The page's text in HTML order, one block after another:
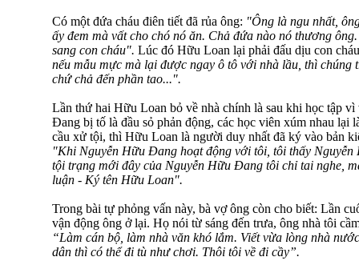
Có một đứa cháu điên tiết đã rủa ông: "Ông là ngu nhất,
ấy đem mà vất cho chó nó ăn. Chả đứa nào nó thương
sang con cháu". Lúc đó Hữu Loan lại phải đấu dịu con
nếu mẫu mực mà lại được ngay ô tô với nhà lầu, thì chúng
chứ chả đến phần tao...".
Lần thứ hai Hữu Loan bỏ về nhà chính là sau khi học tập
Đang bị tố là đầu sỏ phản động, các học viên xúm nhau lại
cầu xử tội, thì Hữu Loan là người duy nhất đã ký vào bản
"Khi Nguyễn Hữu Đang hoạt động với tôi, tôi thấy
tội trạng mới đây của Nguyễn Hữu Đang tôi chỉ tai nghe,
luận - Ký tên Hữu Loan".
Trong bài tự phỏng vấn này, bà vợ ông còn cho biết: Lần
vận động ông ở lại. Họ nói từ sáng đến trưa, ông nhà tôi
“Làm cán bộ, làm nhà văn khó lắm. Viết vừa lòng nhà
dân thì có thể đi tù như chơi. Thôi tôi về đi cầy”.